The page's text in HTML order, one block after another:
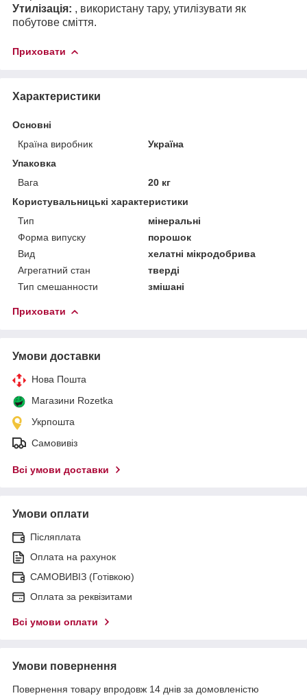
Утилізація: , використану тару, утилізувати як
побутове сміття.
Приховати
Характеристики
Основні
Країна виробник
Україна
Упаковка
Вага
20 кг
Користувальницькі характеристики
Тип
мінеральні
Форма випуску
порошок
Вид
хелатні мікродобрива
Агрегатний стан
тверді
Тип смешанности
змішані
Приховати
Умови доставки
Нова Пошта
Магазини Rozetka
Укрпошта
Самовивіз
Всі умови доставки
Умови оплати
Післяплата
Оплата на рахунок
САМОВИВІЗ (Готівкою)
Оплата за реквізитами
Всі умови оплати
Умови повернення
Повернення товару впродовж 14 днів за домовленістю